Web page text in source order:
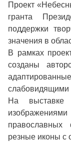
Проект
гранта
поддержки
значения в
В рамках
созданы
слабовидящими
На выставке
резные иконы с